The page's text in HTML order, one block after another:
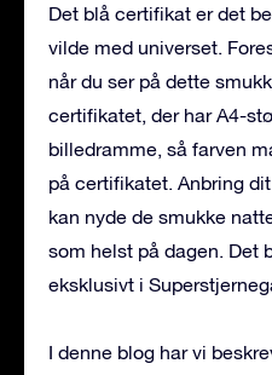
Det blå certifikat er det
vilde med universet.
når du ser på dette
certifikatet, der har A4-
billedramme, så farven
på certifikatet. Anbring
kan nyde de smukke
som helst på dagen. Det
eksklusivt i
I denne blog har vi